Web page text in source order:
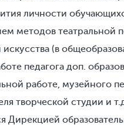
личности
методов театральной
искусства (в
педагога доп.
работе, музейного
творческой студии и
Дирекцией